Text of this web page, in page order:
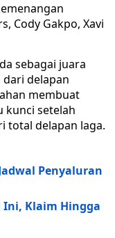
Cody Gakpo, Xavi
sebagai juara
delapan
membuat
kunci setelah
total delapan laga.
Penyaluran
Ini, Klaim Hingga